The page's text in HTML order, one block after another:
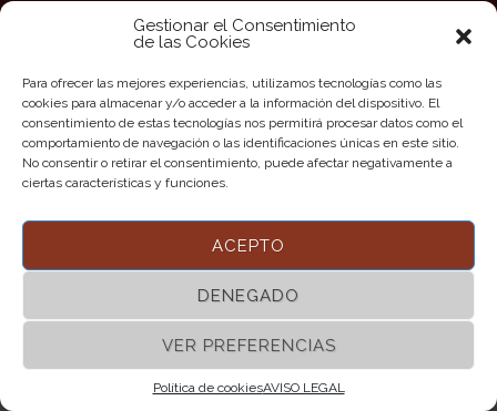
Gestionar el Consentimiento
de las Cookies
Para ofrecer las mejores experiencias, utilizamos tecnologías como las
cookies para almacenar y/o acceder a la información del dispositivo. El
consentimiento de estas tecnologías nos permitirá procesar datos como el
comportamiento de navegación o las identificaciones únicas en este sitio.
No consentir o retirar el consentimiento, puede afectar negativamente a
ciertas características y funciones.
ACEPTO
DENEGADO
VER PREFERENCIAS
Política de cookiesAVISO LEGAL
completo para el cabello rizado! Kérastase nos presenta
su exclusiva y renovada gama para rizos y ondas con
rizado luzca como nunca. Curl Manifesto es
Leer más
©2017 BIONDI PELUQUERIAS | Todos los Derechos